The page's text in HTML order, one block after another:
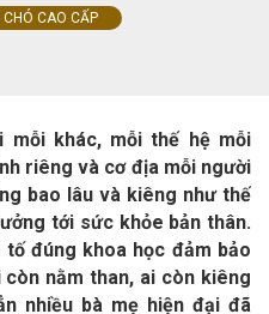
CHÓ CAO CẤP
mỗi khác, mỗi thế hệ mỗi
riêng và cơ địa mỗi người
bao lâu và kiêng như thế
tới sức khỏe bản thân.
đúng khoa học đảm bảo
nằm than, ai còn kiêng
nhiều bà mẹ hiện đại đã